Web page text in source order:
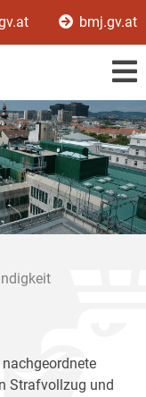
bmj.gv.at
Strafvollzug und